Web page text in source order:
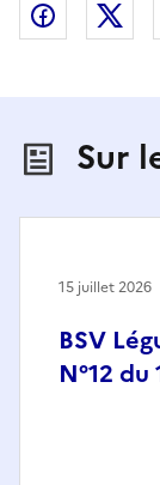
Partager
Sur
BSV
N°12
15 juillet 2026